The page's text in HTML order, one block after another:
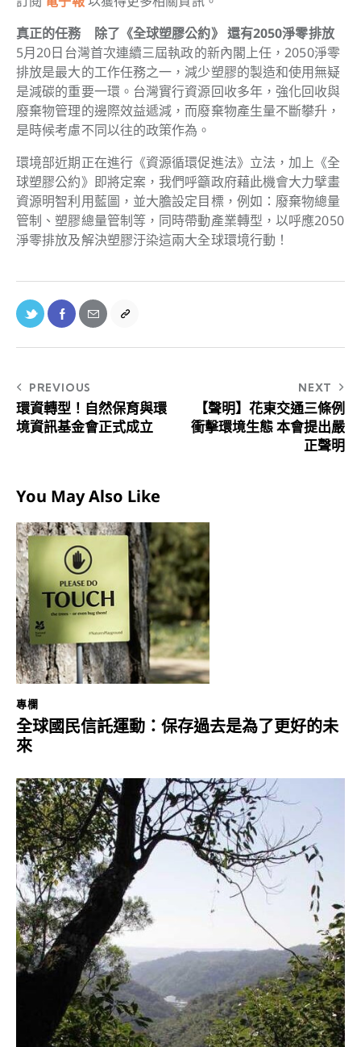
真正的任務 除了《全球塑膠公約》 還有2050淨零排放
5月20日台灣首次連續三屆執政的新內閣上任，2050淨零
排放是最大的工作任務之一，減少塑膠的製造和使用無疑
是減碳的重要一環。台灣實行資源回收多年，強化回收與
廢棄物管理的邊際效益遞減，而廢棄物產生量不斷攀升，
是時候考慮不同以往的政策作為。
環境部近期正在進行《資源循環促進法》立法，加上《全
球塑膠公約》即將定案，我們呼籲政府藉此機會大力擘畫
資源明智利用藍圖，並大膽設定目標，例如：廢棄物總量
管制、塑膠總量管制等，同時帶動產業轉型，以呼應2050
淨零排放及解決塑膠汙染這兩大全球環境行動！
PREVIOUS
環資轉型！自然保育與環
境資訊基金會正式成立
NEXT
【聲明】花東交通三條例
衝擊環境生態 本會提出嚴
正聲明
You May Also Like
專欄
全球國民信託運動：保存過去是為了更好的未
來